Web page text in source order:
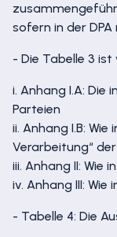
sofern in der
- Die Tabelle 3
i. Anhang I.A: Die
Parteien
ii. Anhang I.B:
Verarbeitung“
iii. Anhang II: Wie
iv. Anhang III: Wie
- Tabelle 4: Die